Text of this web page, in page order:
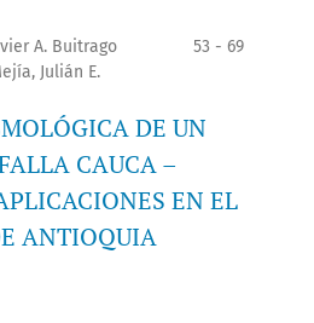
A. Buitrago
Julián E.
53 - 69
DE UN
CAUCA –
EN EL
ANTIOQUIA